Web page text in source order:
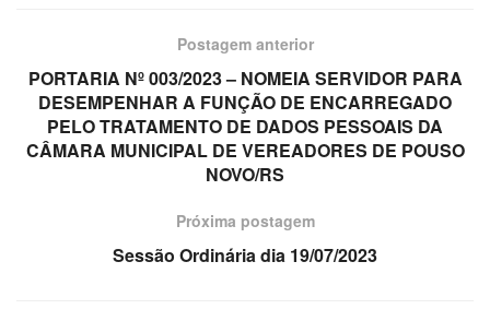
Postagem anterior
PORTARIA Nº 003/2023 – NOMEIA SERVIDOR PARA
DESEMPENHAR A FUNÇÃO DE ENCARREGADO
PELO TRATAMENTO DE DADOS PESSOAIS DA
CÂMARA MUNICIPAL DE VEREADORES DE POUSO
NOVO/RS
Próxima postagem
Sessão Ordinária dia 19/07/2023